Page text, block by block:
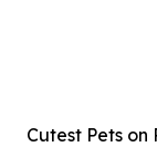
Cutest Pets